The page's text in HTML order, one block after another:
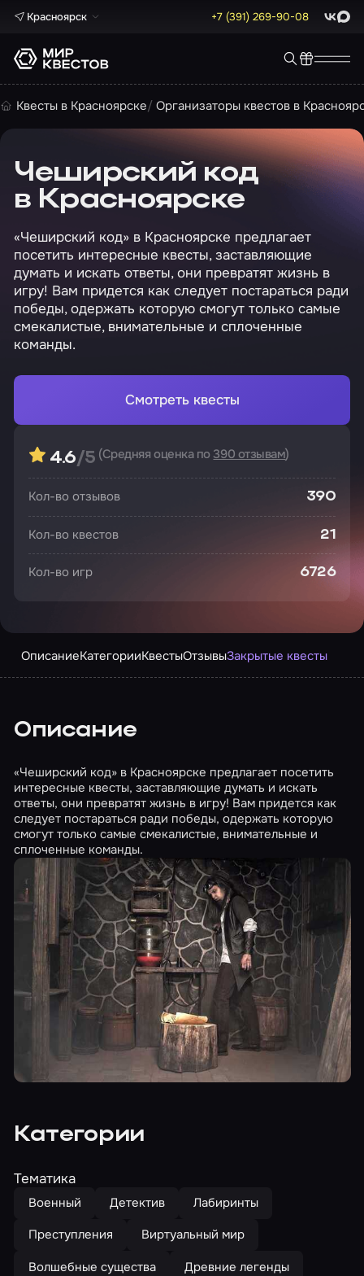
Красноярск +7 (391) 269-90-08 Max
Квесты в Красноярске Организаторы квестов в
Чеширский код
в Красноярске
«Чеширский код» в Красноярске предлагает
посетить интересные квесты, заставляющие
думать и искать ответы, они превратят жизнь в
игру! Вам придется как следует постараться ради
победы, одержать которую смогут только самые
смекалистые, внимательные и сплоченные
команды.
Смотреть квесты
4.6/5 (Средняя оценка по 390 отзывам)
Кол-во отзывов 390
Кол-во квестов 21
Кол-во игр 6726
ОписаниеКатегорииКвестыОтзывыЗакрытые квесты
Описание
«Чеширский код» в Красноярске предлагает посетить
интересные квесты, заставляющие думать и искать
ответы, они превратят жизнь в игру! Вам придется как
следует постараться ради победы, одержать которую
смогут только самые смекалистые, внимательные и
сплоченные команды.
Категории
Тематика
Военный Детектив
Лабиринты
Преступления
Виртуальный мир
Волшебные существа
Древние легенды